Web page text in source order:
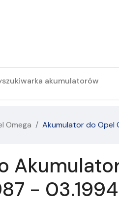
akumulatorów
Omega Akumulator do Opel
-